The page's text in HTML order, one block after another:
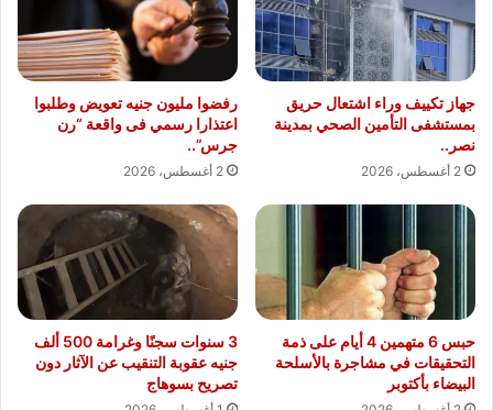
جهاز تكييف وراء اشتعال حريق
بمستشفى التأمين الصحي بمدينة
نصر..
2 أغسطس، 2026
رفضوا مليون جنيه تعويض وطلبوا
اعتذارا رسمي فى واقعة “رن
جرس”..
2 أغسطس، 2026
حبس 6 متهمين 4 أيام على ذمة
التحقيقات في مشاجرة بالأسلحة
البيضاء بأكتوبر
3 سنوات سجنًا وغرامة 500 ألف
جنيه عقوبة التنقيب عن الآثار دون
تصريح بسوهاج